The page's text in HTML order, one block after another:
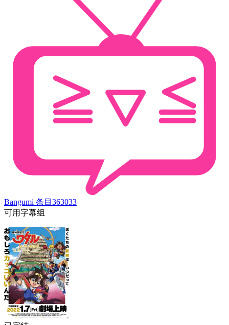
Bangumi 条目 363033
可用字幕组